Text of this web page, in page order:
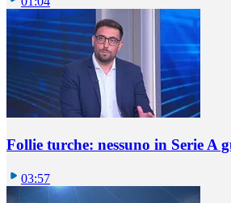
Follie turche: nessuno in Serie A
03:57